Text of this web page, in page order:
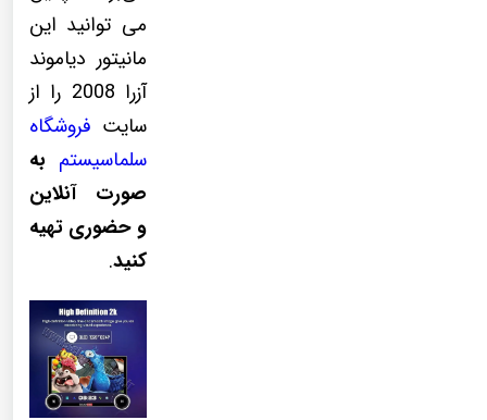
می توانید این
مانیتور دیاموند
آزرا 2008 را از
سایت فروشگاه
سلماسیستم به
صورت آنلاین
و حضوری تهیه
کنید.